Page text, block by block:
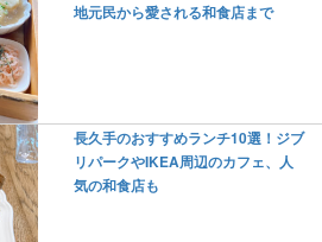
地元民から愛される和食店まで
長久手のおすすめランチ10選！ジブ
リパークやIKEA周辺のカフェ、人
気の和食店も